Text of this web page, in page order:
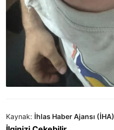
Kaynak: İhlas Haber Ajansı (İHA)